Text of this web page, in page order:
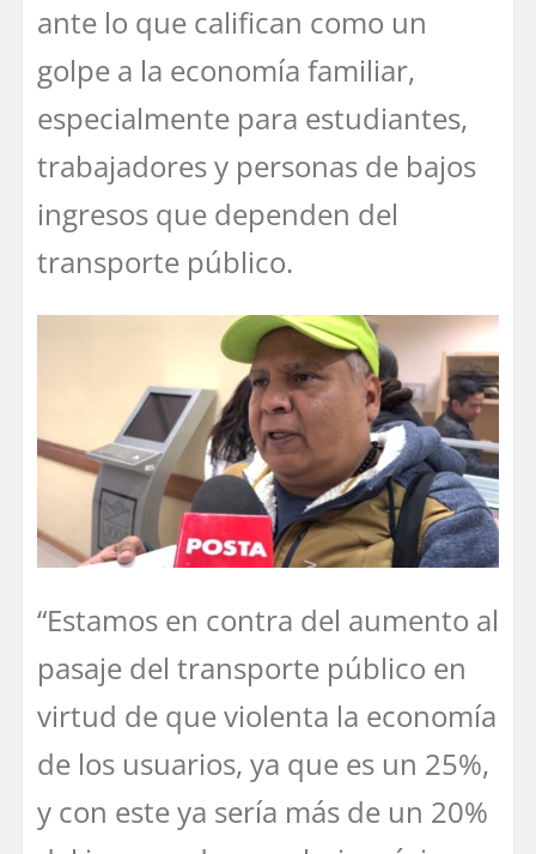
ante lo que califican como un
golpe a la economía familiar,
especialmente para estudiantes,
trabajadores y personas de bajos
ingresos que dependen del
transporte público.
“Estamos en contra del aumento al
pasaje del transporte público en
virtud de que violenta la economía
de los usuarios, ya que es un 25%,
y con este ya sería más de un 20%